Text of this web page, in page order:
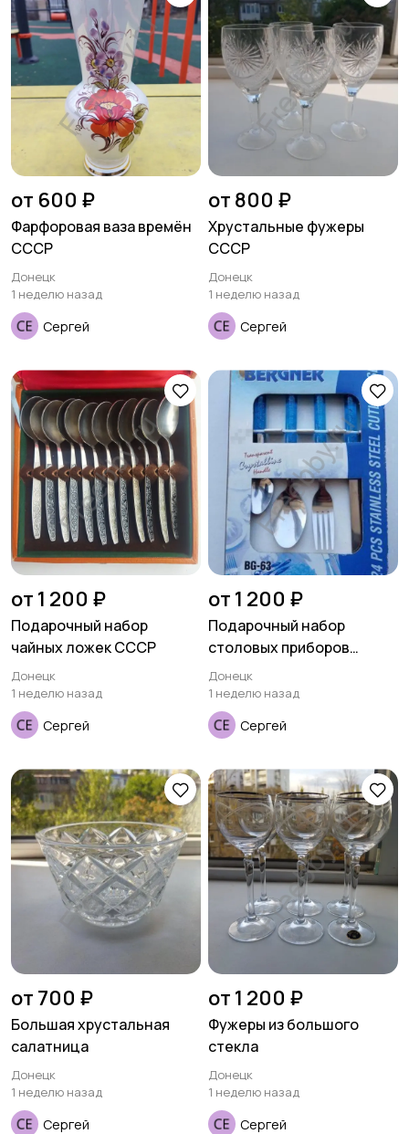
от 600 ₽
Фарфоровая ваза времён
СССР
Донецк
1 неделю назад
Сергей
от 800 ₽
Хрустальные фужеры
СССР
Донецк
1 неделю назад
Сергей
от 1 200 ₽
Подарочный набор
чайных ложек СССР
Донецк
1 неделю назад
Сергей
от 1 200 ₽
Подарочный набор
столовых приборов
BERGNER
Донецк
1 неделю назад
Сергей
от 700 ₽
Большая хрустальная
салатница
Донецк
1 неделю назад
Сергей
от 1 200 ₽
Фужеры из большого
стекла
Донецк
1 неделю назад
Сергей